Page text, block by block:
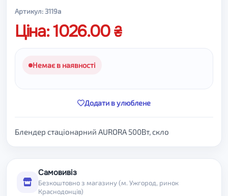
Артикул: 3119a
Ціна: 1026.00
Немає в наявності
Додати в улюблене
Блендер стаціонарний AURORA 500Вт, скло
Самовивіз
Безкоштовно з магазину (м. Ужгород, ринок
Краснодонців)